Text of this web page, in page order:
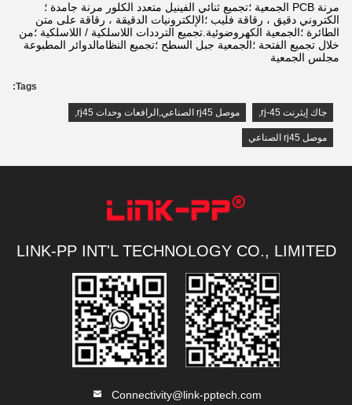
مرنة PCB الجمعية ؛تجميع ثنائي الفينيل متعدد الكلور مرنة جامدة ؛
الكتروني دقيق ، رقاقة فليب ؛الإلكترونيات الدقيقة ، رقاقة على متن
الطائرة ؛الجمعية الكهروضوئية.تجميع الترددات اللاسلكية / اللاسلكية ؛من
خلال تجميع الفتحة ؛الجمعية جبل السطح ؛تجميع النظامالدوائر المطبوعة
مجلس الجمعية
Tags:
جاك إيثرنت rj-45 , موصل rj45 الصناعي,الرافعات وحدات rj45 ,
موصل rj45 الصناعي
LINK-PP INT'L TECHNOLOGY CO., LIMITED
Connectivity@link-pptech.com